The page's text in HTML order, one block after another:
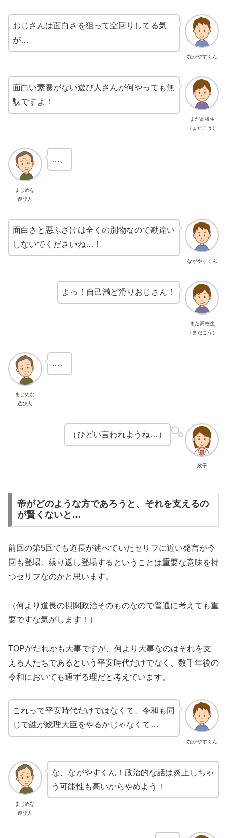
ながやすくん
おじさんは面白さを狙って空回りしてる気
が…
まだ高校生
（まだこう）
面白い素養がない遊び人さんが何やっても無
駄ですよ！
まじめな
遊び人
…。
ながやすくん
面白さと悪ふざけは全くの別物なので勘違い
しないでくださいね…！
まだ高校生
（まだこう）
よっ！自己満ど滑りおじさん！
まじめな
遊び人
…。
政子
（ひどい言われようね…）
帝がどのような方であろうと、それを支えるの
が賢くないと…
前回の第5回でも道長が述べていたセリフに近い発言が今
回も登場。繰り返し登場するということは重要な意味を持
つセリフなのかと思います。
（何より道長の摂関政治そのものなので普通に考えても重
要ですな気がします！）
TOPがだれかも大事ですが、何より大事なのはそれを支
える人たちであるという平安時代だけでなく、数千年後の
令和においても通ずる理だと考えています。
ながやすくん
これって平安時代だけではなくて、令和も同
じで誰が総理大臣をやるかじゃなくて…
まじめな
遊び人
な、ながやすくん！政治的な話は炎上しちゃ
う可能性も高いからやめよう！